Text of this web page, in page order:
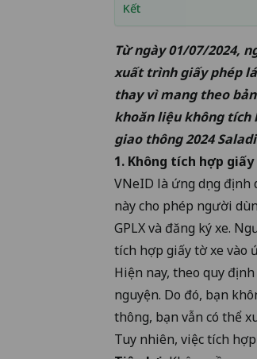
Kết
Từ ngày 01/07/2024,
xuất trình giấy phép
thay vì mang theo
khoăn liệu không tích
giao thông 2024
1. Không tích hợp
VNeID là ứng dụng
này cho phép người
GPLX và đăng ký xe.
tích hợp giấy tờ xe vào
Hiện nay, theo quy
nguyện. Do đó, bạn
thông, bạn vẫn có thể
Tuy nhiên, việc tích